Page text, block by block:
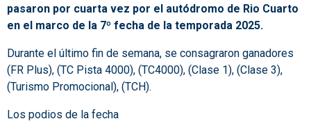
pasaron por cuarta vez por el autódromo de Rio Cuarto
en el marco de la 7º fecha de la temporada 2025.
Durante el último fin de semana, se consagraron ganadores
(FR Plus), (TC Pista 4000), (TC4000), (Clase 1), (Clase 3),
(Turismo Promocional), (TCH).
Los podios de la fecha